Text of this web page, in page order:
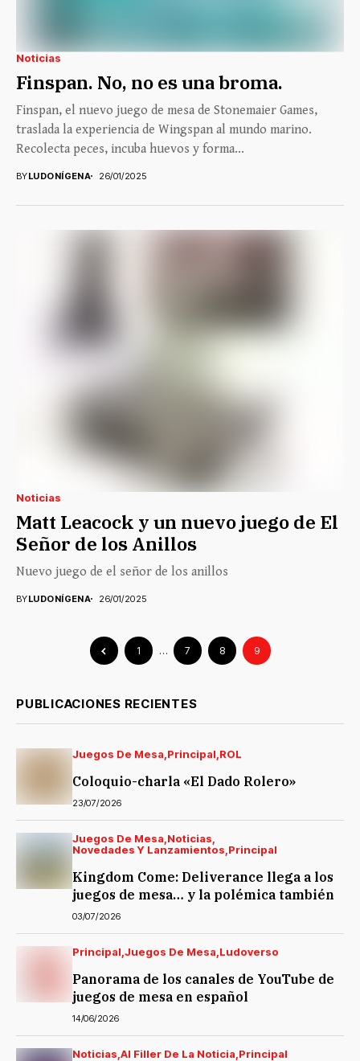
Noticias
Finspan. No, no es una broma.
Finspan, el nuevo juego de mesa de Stonemaier Games,
traslada la experiencia de Wingspan al mundo marino.
Recolecta peces, incuba huevos y forma...
BYLUDONÍGENA 26/01/2025
Noticias
Matt Leacock y un nuevo juego de El
Señor de los Anillos
Nuevo juego de el señor de los anillos
BYLUDONÍGENA 26/01/2025
1 … 7 8 9
PUBLICACIONES RECIENTES
Juegos De Mesa Principal ROL
Coloquio-charla «El Dado Rolero»
23/07/2026
Juegos De Mesa Noticias
Novedades Y Lanzamientos Principal
Kingdom Come: Deliverance llega a los
juegos de mesa… y la polémica también
03/07/2026
Principal Juegos De Mesa Ludoverso
Panorama de los canales de YouTube de
juegos de mesa en español
14/06/2026
Noticias Al Filler De La Noticia Principal